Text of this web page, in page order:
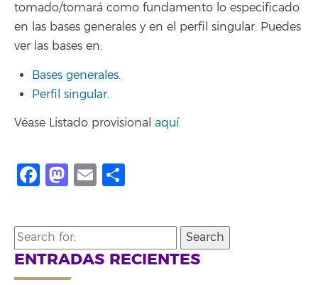
tomado/tomará como fundamento lo especificado
en las bases generales y en el perfil singular. Puedes
ver las bases en:
Bases generales.
Perfil singular.
Véase Listado provisional aquí
Facebook
Mastodon
Email
Search
for:
ENTRADAS RECIENTES